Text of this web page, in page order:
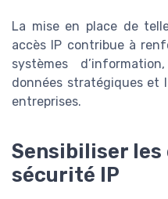
La mise en place de
accès IP contribue à
systèmes
données stratégiques et
entreprises.
Sensibiliser les
sécurité IP